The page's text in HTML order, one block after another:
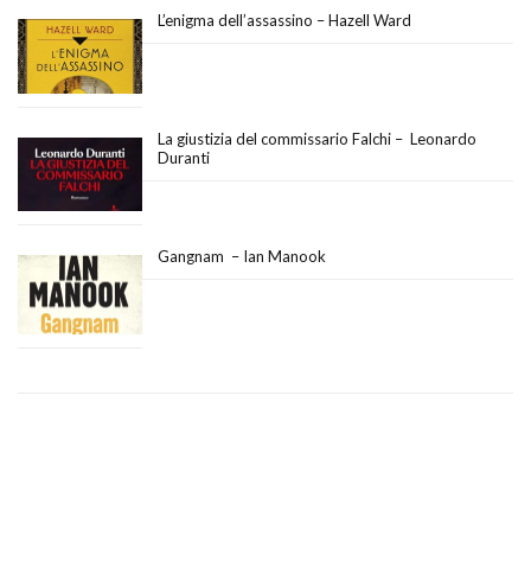
L’enigma dell’assassino – Hazell Ward
La giustizia del commissario Falchi – Leonardo
Duranti
Gangnam – Ian Manook